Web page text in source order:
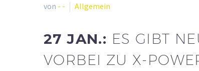
von - - Allgemein
27 JAN.: ES GIBT
VORBEI ZU X-